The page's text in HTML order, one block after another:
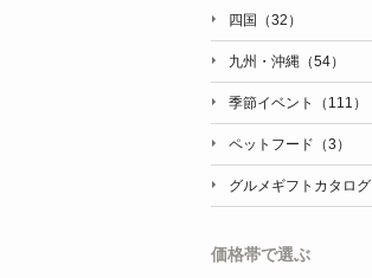
四国（32）
九州・沖縄（54）
季節イベント（111）
ペットフード（3）
グルメギフトカタログ
価格帯で選ぶ